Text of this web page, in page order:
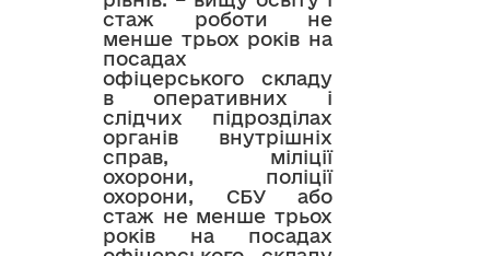
стаж роботи не
менше трьох років на
посадах
офіцерського складу
в оперативних і
слідчих підрозділах
органів внутрішніх
справ, міліції
охорони, поліції
охорони, СБУ або
стаж не менше трьох
років на посадах